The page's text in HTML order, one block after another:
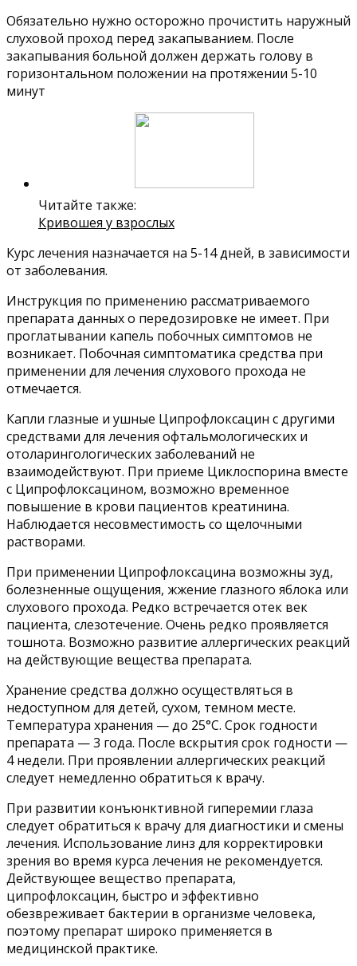
Обязательно нужно осторожно прочистить наружный
слуховой проход перед закапыванием. После
закапывания больной должен держать голову в
горизонтальном положении на протяжении 5-10
минут
Читайте также:
Кривошея у взрослых
Курс лечения назначается на 5-14 дней, в зависимости
от заболевания.
Инструкция по применению рассматриваемого
препарата данных о передозировке не имеет. При
проглатывании капель побочных симптомов не
возникает. Побочная симптоматика средства при
применении для лечения слухового прохода не
отмечается.
Капли глазные и ушные Ципрофлоксацин с другими
средствами для лечения офтальмологических и
отоларингологических заболеваний не
взаимодействуют. При приеме Циклоспорина вместе
с Ципрофлоксацином, возможно временное
повышение в крови пациентов креатинина.
Наблюдается несовместимость со щелочными
растворами.
При применении Ципрофлоксацина возможны зуд,
болезненные ощущения, жжение глазного яблока или
слухового прохода. Редко встречается отек век
пациента, слезотечение. Очень редко проявляется
тошнота. Возможно развитие аллергических реакций
на действующие вещества препарата.
Хранение средства должно осуществляться в
недоступном для детей, сухом, темном месте.
Температура хранения — до 25°C. Срок годности
препарата — 3 года. После вскрытия срок годности —
4 недели. При проявлении аллергических реакций
следует немедленно обратиться к врачу.
При развитии конъюнктивной гиперемии глаза
следует обратиться к врачу для диагностики и смены
лечения. Использование линз для корректировки
зрения во время курса лечения не рекомендуется.
Действующее вещество препарата,
ципрофлоксацин, быстро и эффективно
обезвреживает бактерии в организме человека,
поэтому препарат широко применяется в
медицинской практике.